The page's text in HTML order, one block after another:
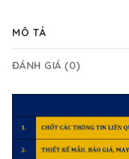
MÔ TẢ
ĐÁNH GIÁ (0)